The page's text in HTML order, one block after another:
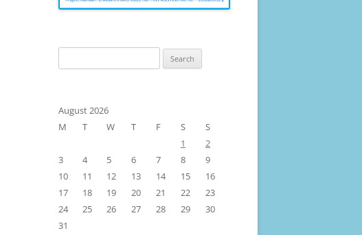
for:
August 2026
M
T W T F S
S
1
2
3
4 5 6 7 8
9
10
11 12 13 14 15
16
17
18 19 20 21 22
23
24
25 26 27 28 29
30
31